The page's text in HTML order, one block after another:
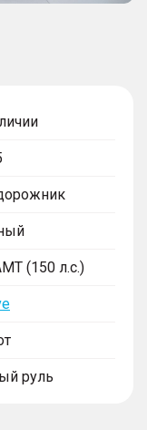
(150 л.с.)
руль